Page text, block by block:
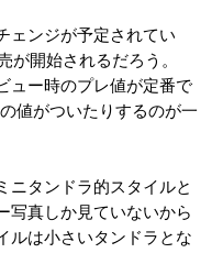
ェンジが予定されてい
が開始されるだろう。
ュー時のプレ値が定番で
値がついたりするのが一
タンドラ的スタイルと
写真しか見ていないから
ルは小さいタンドラとな